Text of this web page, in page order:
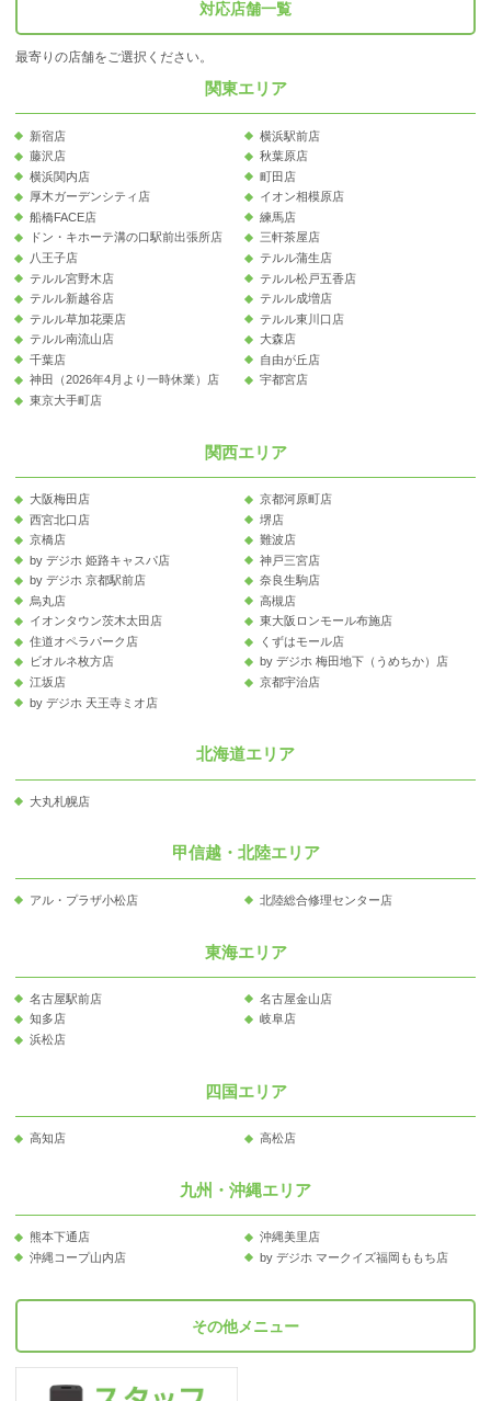
対応店舗一覧
最寄りの店舗をご選択ください。
関東エリア
新宿店
横浜駅前店
藤沢店
秋葉原店
横浜関内店
町田店
厚木ガーデンシティ店
イオン相模原店
船橋FACE店
練馬店
ドン・キホーテ溝の口駅前出張所店
三軒茶屋店
八王子店
テルル蒲生店
テルル宮野木店
テルル松戸五香店
テルル新越谷店
テルル成増店
テルル草加花栗店
テルル東川口店
テルル南流山店
大森店
千葉店
自由が丘店
神田（2026年4月より一時休業）店
宇都宮店
東京大手町店
関西エリア
大阪梅田店
京都河原町店
西宮北口店
堺店
京橋店
難波店
by デジホ 姫路キャスパ店
神戸三宮店
by デジホ 京都駅前店
奈良生駒店
烏丸店
高槻店
イオンタウン茨木太田店
東大阪ロンモール布施店
住道オペラパーク店
くずはモール店
ビオルネ枚方店
by デジホ 梅田地下（うめちか）店
江坂店
京都宇治店
by デジホ 天王寺ミオ店
北海道エリア
大丸札幌店
甲信越・北陸エリア
アル・プラザ小松店 北陸総合修理センター店
東海エリア
名古屋駅前店
名古屋金山店
知多店
岐阜店
浜松店
四国エリア
高知店 高松店
九州・沖縄エリア
熊本下通店
沖縄美里店
沖縄コープ山内店
by デジホ マークイズ福岡ももち店
その他メニュー